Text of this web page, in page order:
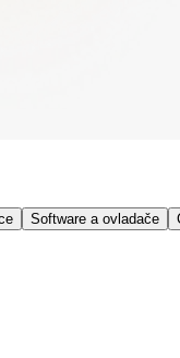
Software a ovladače